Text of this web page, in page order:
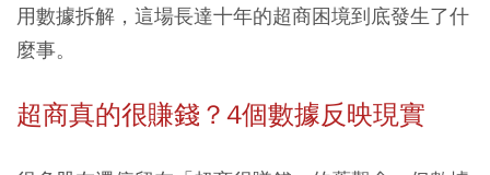
用數據拆解，這場長達十年的超商困境到底發生了什
麼事。
超商真的很賺錢？4個數據反映現實